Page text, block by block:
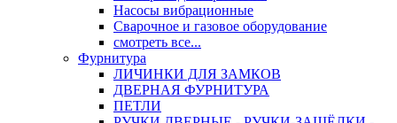
Насосы вибрационные
Сварочное и газовое оборудование
смотреть все...
Фурнитура
ЛИЧИНКИ ДЛЯ ЗАМКОВ
ДВЕРНАЯ ФУРНИТУРА
ПЕТЛИ